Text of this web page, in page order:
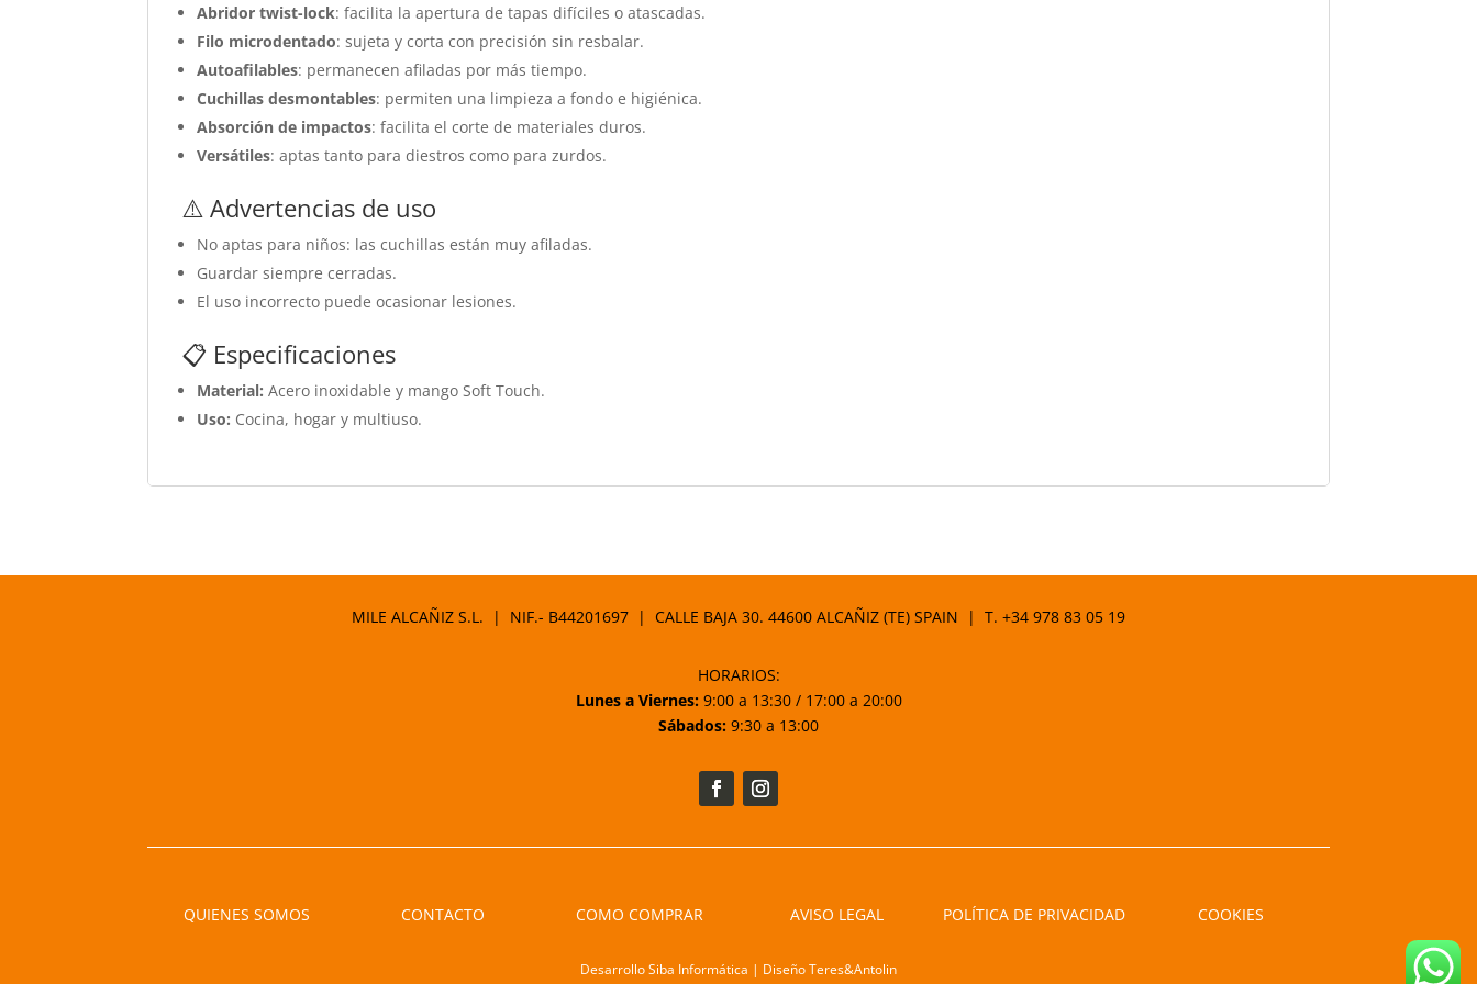
Abridor twist-lock: facilita la apertura de tapas difíciles o atascadas.
Filo microdentado: sujeta y corta con precisión sin resbalar.
Autoafilables: permanecen afiladas por más tiempo.
Cuchillas desmontables: permiten una limpieza a fondo e higiénica.
Absorción de impactos: facilita el corte de materiales duros.
Versátiles: aptas tanto para diestros como para zurdos.
⚠️ Advertencias de uso
No aptas para niños: las cuchillas están muy afiladas.
Guardar siempre cerradas.
El uso incorrecto puede ocasionar lesiones.
📋 Especificaciones
Material: Acero inoxidable y mango Soft Touch.
Uso: Cocina, hogar y multiuso.
MILE ALCAÑIZ S.L. | NIF.- B44201697 | CALLE BAJA 30. 44600 ALCAÑIZ (TE) SPAIN | T. +34 978 83 05 19
HORARIOS:
Lunes a Viernes:9:00 a 13:30 / 17:00 a 20:00
Sábados: 9:30 a 13:00
QUIENES SOMOS CONTACTO COMO COMPRAR AVISO LEGAL POLÍTICA DE PRIVACIDAD COOKIES
Desarrollo Siba Informática | Diseño Teres&Antolin